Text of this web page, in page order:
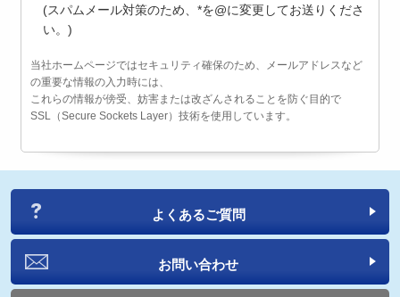
(スパムメール対策のため、*を@に変更してお送りくださ
い。)
当社ホームページではセキュリティ確保のため、メールアドレスなど
の重要な情報の入力時には、
これらの情報が傍受、妨害または改ざんされることを防ぐ目的で
SSL（Secure Sockets Layer）技術を使用しています。
よくあるご質問
お問い合わせ